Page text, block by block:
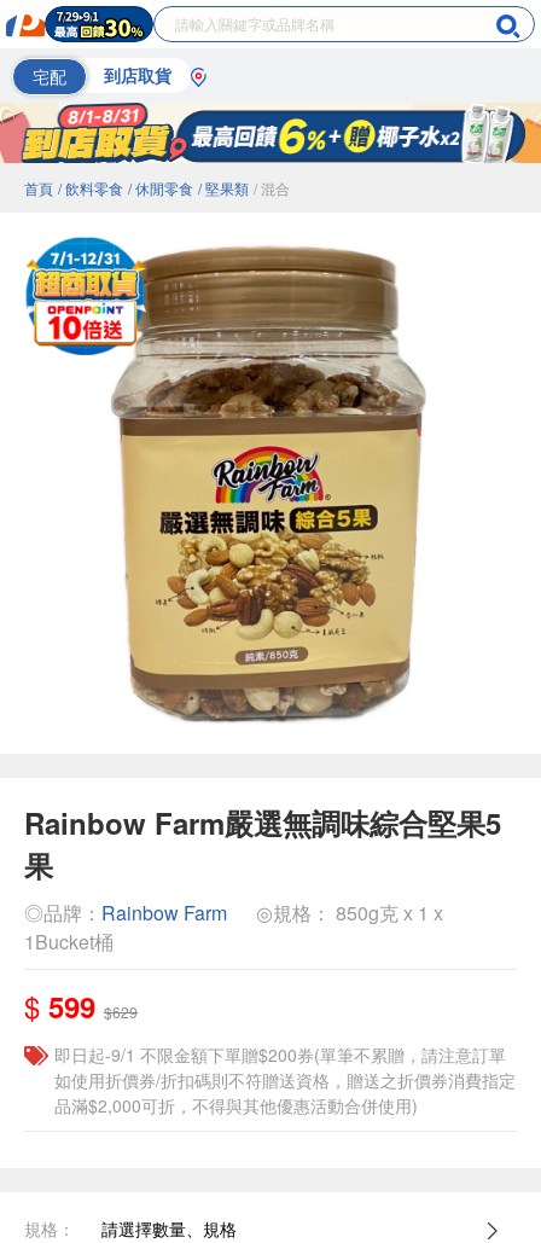
宅配 到店取貨
首頁 / 飲料零食 / 休閒零食 / 堅果類 / 混合
Rainbow Farm嚴選無調味綜合堅果5
果
◎品牌： Rainbow Farm
◎規格： 850g克 x 1 x
1Bucket桶
$ 599 $629
即日起-9/1 不限金額下單贈$200券(單筆不累贈，請注意訂單
如使用折價券/折扣碼則不符贈送資格，贈送之折價券消費指定
品滿$2,000可折，不得與其他優惠活動合併使用)
規格： 請選擇數量、規格